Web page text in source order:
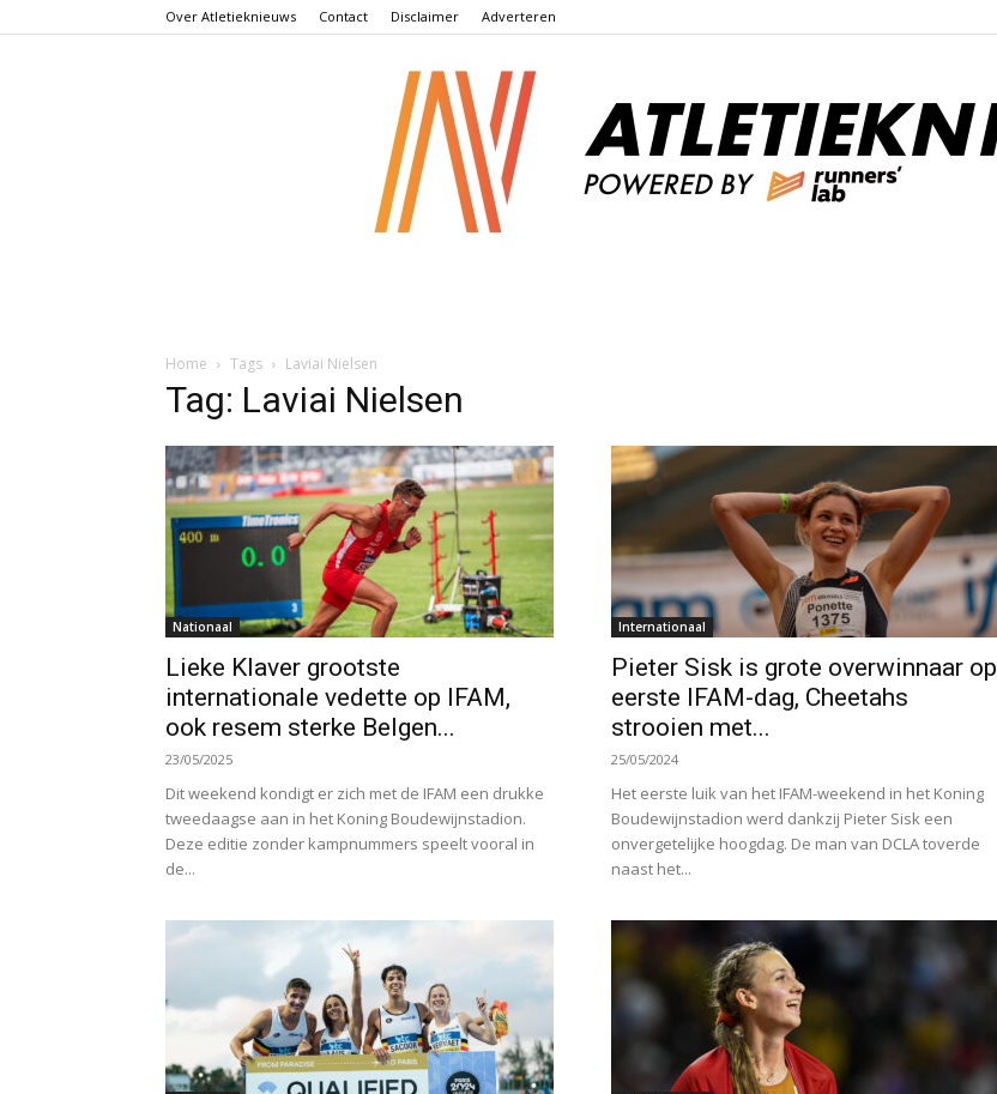
Over Atletieknieuws Contact Disclaimer Adverteren
Home
Tags Laviai Nielsen
Tag: Laviai Nielsen
Nationaal
Lieke Klaver grootste
internationale vedette op IFAM,
ook resem sterke Belgen...
23/05/2025
Dit weekend kondigt er zich met de IFAM een drukke
tweedaagse aan in het Koning Boudewijnstadion.
Deze editie zonder kampnummers speelt vooral in
de...
Internationaal
Pieter Sisk is grote overwinnaar op
eerste IFAM-dag, Cheetahs
strooien met...
25/05/2024
Het eerste luik van het IFAM-weekend in het Koning
Boudewijnstadion werd dankzij Pieter Sisk een
onvergetelijke hoogdag. De man van DCLA toverde
naast het...